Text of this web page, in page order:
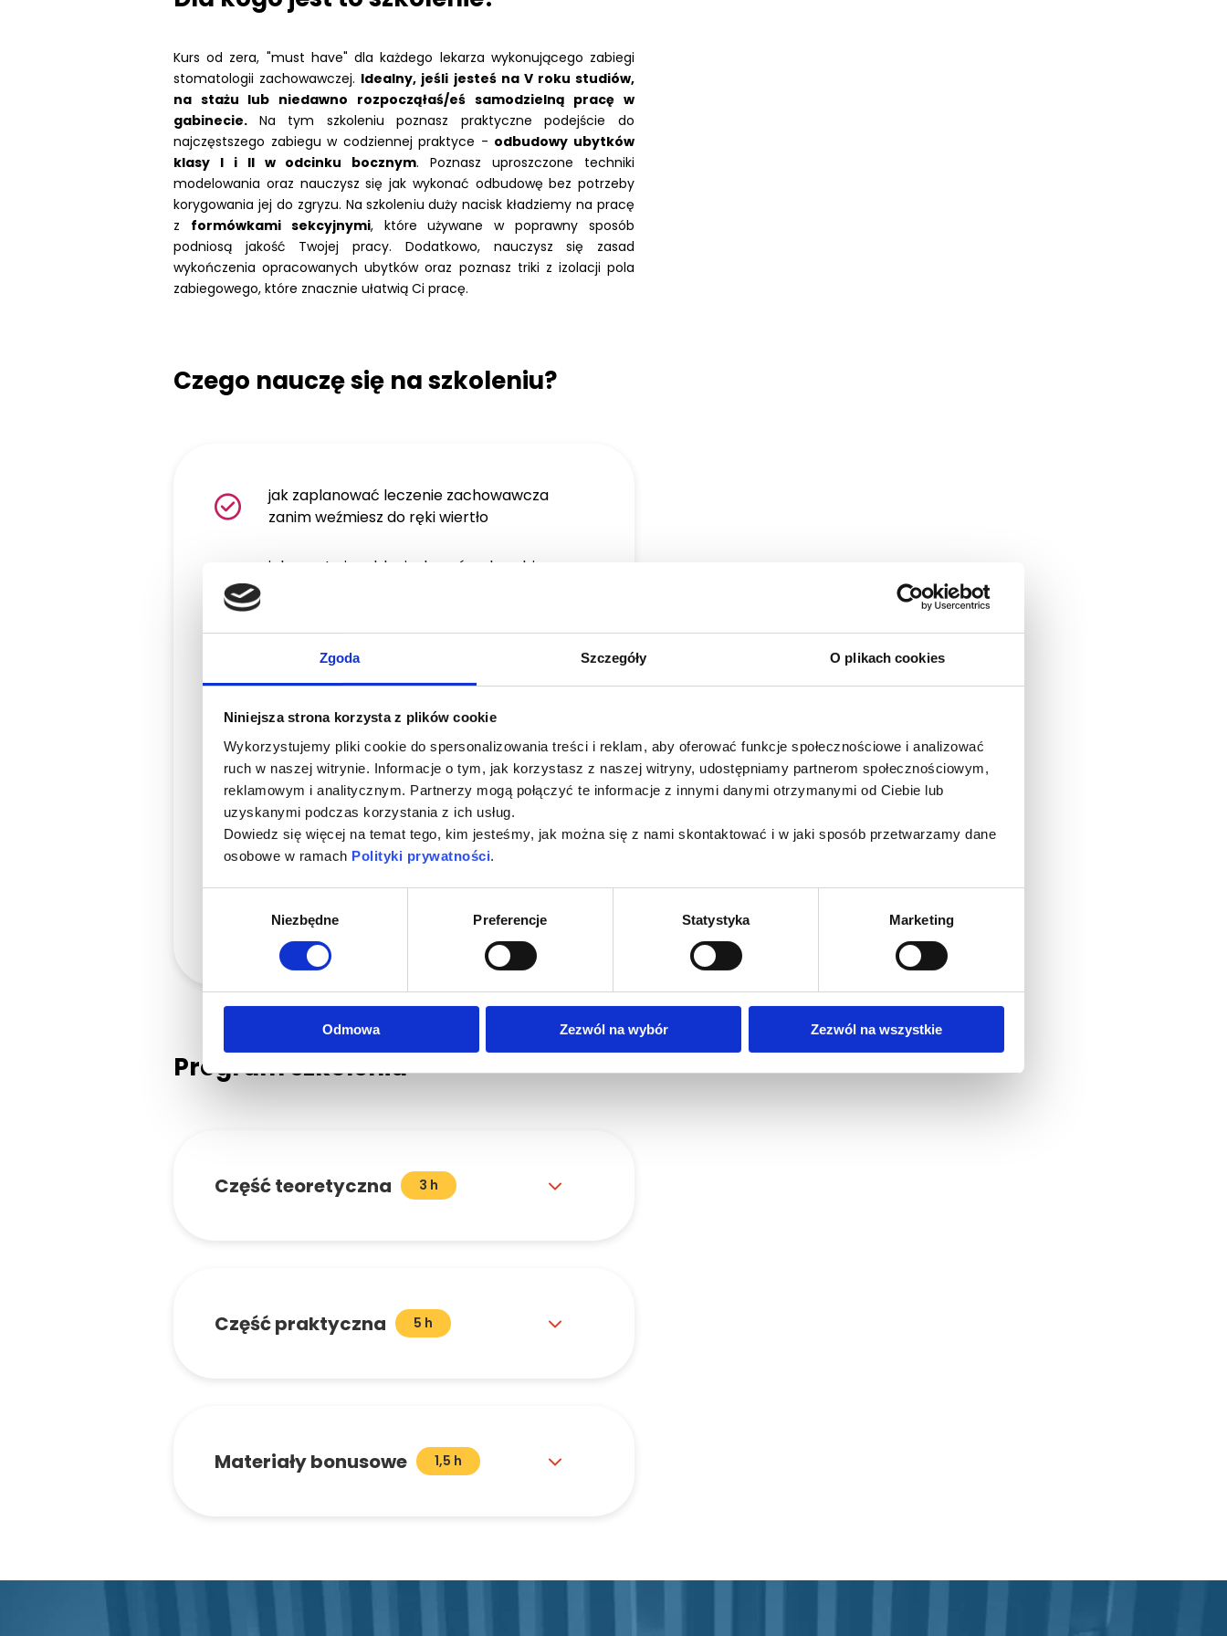
Zgoda Szczegóły O plikach cookies
Niniejsza strona korzysta z plików cookie
Wykorzystujemy pliki cookie do spersonalizowania treści i reklam, aby oferować funkcje społecznościowe i analizować
ruch w naszej witrynie. Informacje o tym, jak korzystasz z naszej witryny, udostępniamy partnerom społecznościowym,
reklamowym i analitycznym. Partnerzy mogą połączyć te informacje z innymi danymi otrzymanymi od Ciebie lub
uzyskanymi podczas korzystania z ich usług.
Dowiedz się więcej na temat tego, kim jesteśmy, jak można się z nami skontaktować i w jaki sposób przetwarzamy dane
osobowe w ramach Polityki prywatności.
Niezbędne Preferencje Statystyka Marketing
Odmowa Zezwól na wybór Zezwól na wszystkie
Kurs od zera, "must have" dla każdego lekarza wykonującego zabiegi
stomatologii zachowawczej. Idealny, jeśli jesteś na V roku studiów,
na stażu lub niedawno rozpocząłaś/eś samodzielną pracę w
gabinecie. Na tym szkoleniu poznasz praktyczne podejście do
najczęstszego zabiegu w codziennej praktyce - odbudowy ubytków
klasy I i II w odcinku bocznym. Poznasz uproszczone techniki
modelowania oraz nauczysz się jak wykonać odbudowę bez potrzeby
korygowania jej do zgryzu. Na szkoleniu duży nacisk kładziemy na pracę
z formówkami sekcyjnymi, które używane w poprawny sposób
podniosą jakość Twojej pracy. Dodatkowo, nauczysz się zasad
wykończenia opracowanych ubytków oraz poznasz triki z izolacji pola
zabiegowego, które znacznie ułatwią Ci pracę.
Czego nauczę się na szkoleniu?
jak zaplanować leczenie zachowawcza
zanim weźmiesz do ręki wiertło
jak prosto i szybko izolować pole zabiegowe
jak poprawnie opracowywać i wykańczać
preparację ubytków
jak odbudowywać ubytki kl. I - technika
podstawowa i uproszczona
jak odbudowywać ubytki kl. II z
zastosowaniem formówek sekcyjnych
jak perfekcyjnie wypolerować kompozyt
Program szkolenia
Część teoretyczna 3 h
Część praktyczna 5 h
Materiały bonusowe 1,5 h